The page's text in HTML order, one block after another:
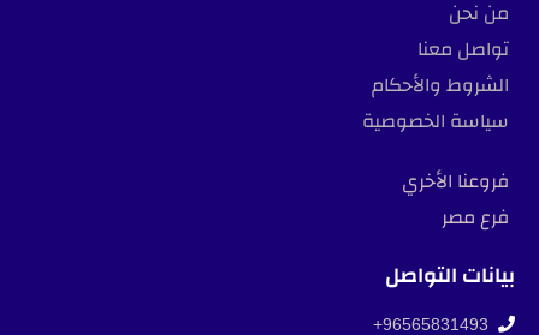
من نحن
تواصل معنا
الشروط والأحكام
سياسة الخصوصية
فروعنا الأخري
فرع مصر
بيانات التواصل
96565831493+